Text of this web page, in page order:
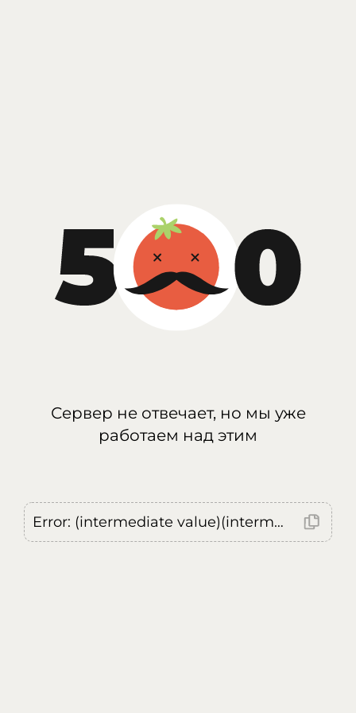
Сервер не отвечает, но мы уже
работаем над этим
Error: (intermediate value)(intermediate value)(intermediate value).replaceAll is not a function